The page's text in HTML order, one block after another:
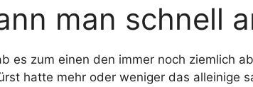
man schnell
es zum einen den immer noch ziemlich
hatte mehr oder weniger das alleinige